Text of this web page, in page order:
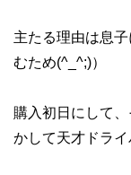
主たる理由は息
むため(^_^;)）
購入初日にして
かして天才ドラ